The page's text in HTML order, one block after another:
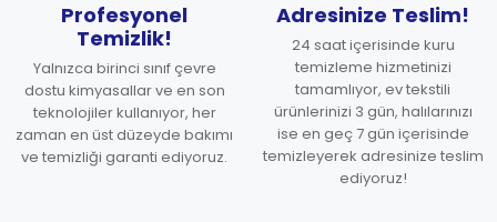
Profesyonel
Temizlik!
Yalnızca birinci sınıf çevre
dostu kimyasallar ve en son
teknolojiler kullanıyor, her
zaman en üst düzeyde bakımı
ve temizliği garanti ediyoruz.
Adresinize Teslim!
24 saat içerisinde kuru
temizleme hizmetinizi
tamamlıyor, ev tekstili
ürünlerinizi 3 gün, halılarınızı
ise en geç 7 gün içerisinde
temizleyerek adresinize teslim
ediyoruz!